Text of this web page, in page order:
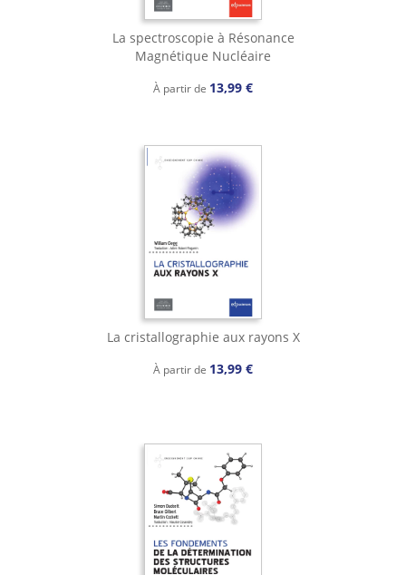
La spectroscopie à Résonance
Magnétique Nucléaire
À partir de 13,99 €
La cristallographie aux rayons X
À partir de 13,99 €